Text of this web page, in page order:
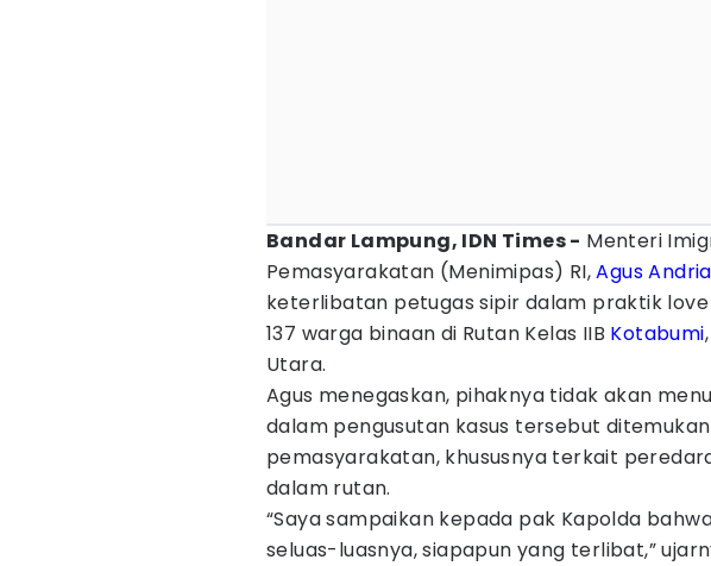
Bandar Lampung, IDN Times - Menteri
Pemasyarakatan (Menimipas) RI,Agus
keterlibatan petugas sipir dalam praktik
137 warga binaan di Rutan Kelas IIB Kotabumi
Utara.
Agus menegaskan, pihaknya tidak akan
dalam pengusutan kasus tersebut
pemasyarakatan, khususnya terkait
dalam rutan.
“Saya sampaikan kepada pak Kapolda
seluas-luasnya, siapapun yang terlibat,”